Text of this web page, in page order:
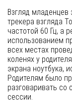
Взгляд
трекера взгляда
частотой 60 Гц, а
использованием
всех местах
коленях у
экрана ноутбука,
Родителям было
разговаривать
сессии.